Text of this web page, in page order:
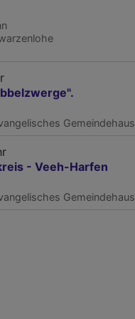
Gemeindehaus
- Veeh-Harfen
Gemeindehaus